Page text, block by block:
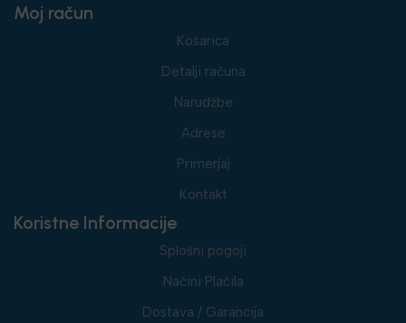
Moj račun
Košarica
Detalji računa
Narudžbe
Adrese
Primerjaj
Kontakt
Koristne Informacije
Splošni pogoji
Načini Plačila
Dostava / Garancija